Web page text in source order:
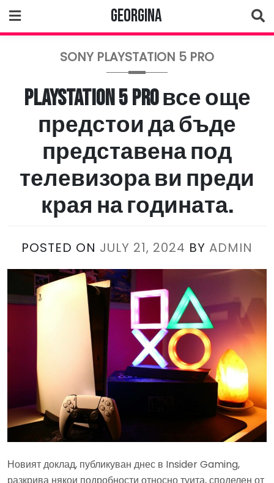
to
content
Georgina
SONY PLAYSTATION 5 PRO
PlayStation 5 Pro все още
предстои да бъде
представена под
телевизора ви преди
края на годината.
POSTED ON JULY 21, 2024 BY ADMIN
Новият доклад, публикуван днес в Insider Gaming,
разкрива някои подробности относно туита, споделен от